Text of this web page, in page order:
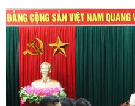
năm 2026